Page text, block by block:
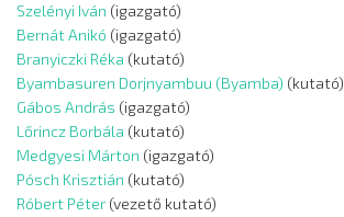
Szelényi Iván (igazgató)
Bernát Anikó (igazgató)
Branyiczki Réka (kutató)
Byambasuren Dorjnyambuu (Byamba) (kutató)
Gábos András (igazgató)
Lőrincz Borbála (kutató)
Medgyesi Márton (igazgató)
Pósch Krisztián (kutató)
Róbert Péter (vezető kutató)